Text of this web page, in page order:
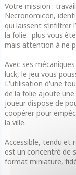
Votre mission :
Necronomicon,
qui laissent s’infiltrer
la folie : plus vous
mais attention à ne
Avec ses
luck, le jeu vous
L'utilisation d'une
de la folie ajoute
joueur dispose de
coopérer pour
la ville.
Accessible, tendu et
est un concentré de
format miniature,